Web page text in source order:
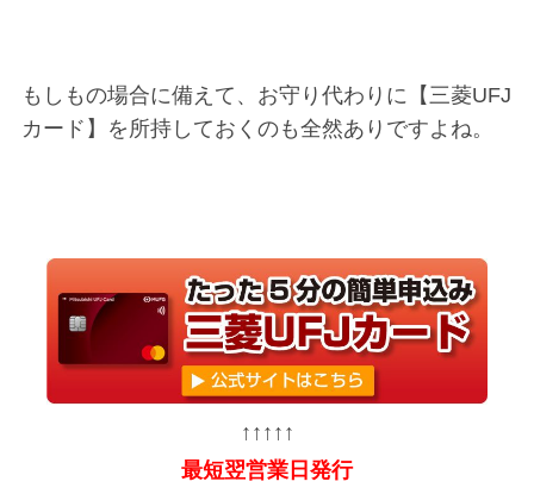
もしもの場合に備えて、お守り代わりに【三菱UFJ
カード】を所持しておくのも全然ありですよね。
↑↑↑↑↑
最短翌営業日発行